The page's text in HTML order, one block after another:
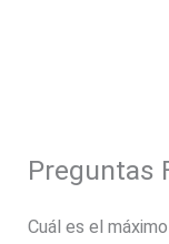
Preguntas
Cuál es el